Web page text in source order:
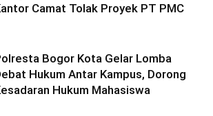
Camat Tolak Proyek PT PMC
Bogor Kota Gelar Lomba
Hukum Antar Kampus, Dorong
Hukum Mahasiswa